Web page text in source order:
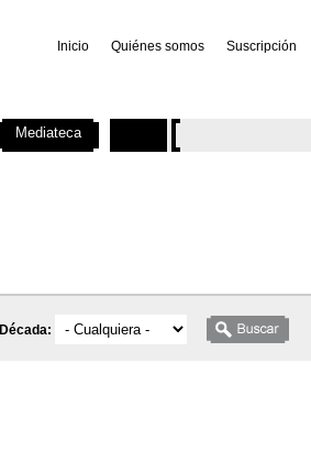
Inicio Quiénes somos Suscripción
Década:
Mediateca